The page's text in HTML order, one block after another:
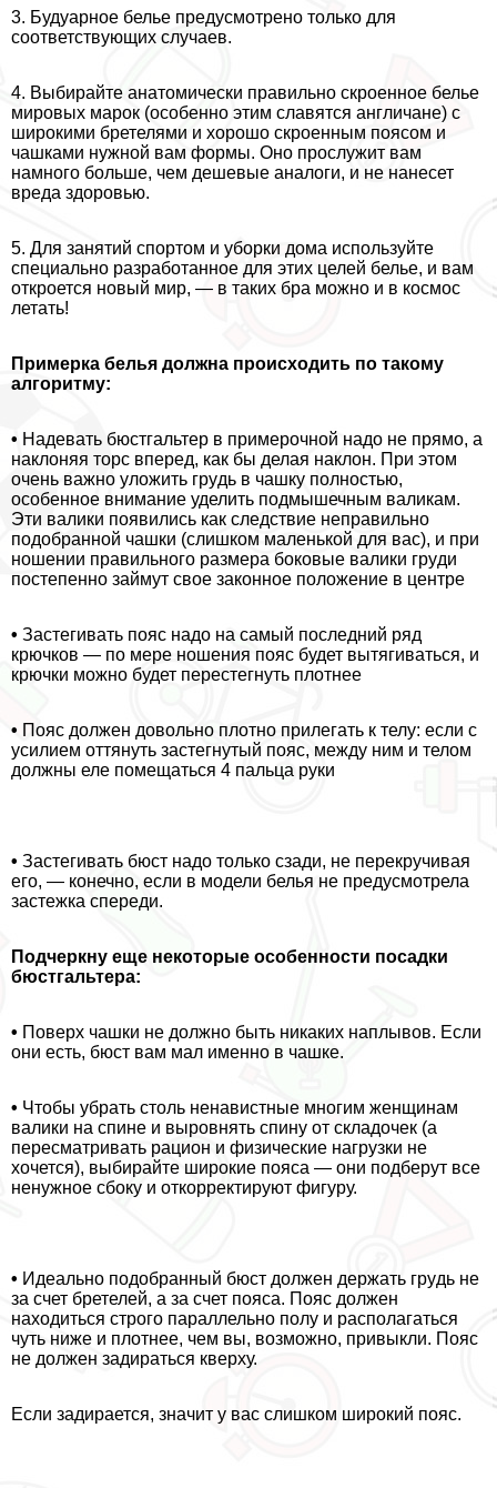
3. Будуарное белье предусмотрено только для
соответствующих случаев.
4. Выбирайте анатомически правильно скроенное белье
мировых марок (особенно этим славятся англичане) с
широкими бретелями и хорошо скроенным поясом и
чашками нужной вам формы. Оно прослужит вам
намного больше, чем дешевые аналоги, и не нанесет
вреда здоровью.
5. Для занятий спортом и уборки дома используйте
специально разработанное для этих целей белье, и вам
откроется новый мир, — в таких бра можно и в космос
летать!
Примерка белья должна происходить по такому
алгоритму:
• Надевать бюcтгальтер в примерочной надо не прямо, а
наклоняя торс вперед, как бы делая наклон. При этом
очень важно уложить гpyдь в чашку полностью,
особенное внимание уделить подмышечным валикам.
Эти валики появились как следствие неправильно
подобранной чашки (слишком маленькой для вас), и при
ношении правильного размера боковые валики гpyди
постепенно займут свое законное положение в центре
• Застегивать пояс надо на самый последний ряд
крючков — по мере ношения пояс будет вытягиваться, и
крючки можно будет перестегнуть плотнее
• Пояс должен довольно плотно прилегать к телу: если с
усилием оттянуть застегнутый пояс, между ним и телом
должны еле помещаться 4 пальца руки
• Застегивать бюcт надо только сзади, не перекручивая
его, — конечно, если в модели белья не предусмотрела
застежка спереди.
Подчеркну еще некоторые особенности посадки
бюcтгальтера:
• Поверх чашки не должно быть никаких наплывов. Если
они есть, бюcт вам мал именно в чашке.
• Чтобы убрать столь ненавистные многим женщинам
валики на спине и выровнять спину от складочек (а
пересматривать рацион и физические нагрузки не
хочется), выбирайте широкие пояса — они подберут все
ненужное сбоку и откорректируют фигуру.
• Идеально подобранный бюcт должен держать гpyдь не
за счет бретелей, а за счет пояса. Пояс должен
находиться строго параллельно полу и располагаться
чуть ниже и плотнее, чем вы, возможно, привыкли. Пояс
не должен задираться кверху.
Если задирается, значит у вас слишком широкий пояс.